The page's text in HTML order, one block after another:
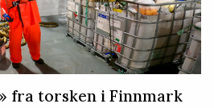
fra torsken i Finnmark